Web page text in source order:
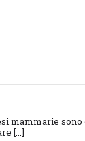
mammarie
[...]